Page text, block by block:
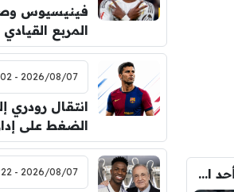
تبادل شتائم و خلاف حاد بين مورينيو وأحد افراد ادارة ريال مدريد بعد انهيار صفقة رودري
فينيسيوس
المربع
2026/08/07 - 05:02
انتقال رودري
الضغط على
2026/08/07 - 01:22